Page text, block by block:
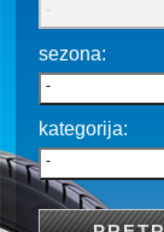
-
sezona:
-
kategorija:
-